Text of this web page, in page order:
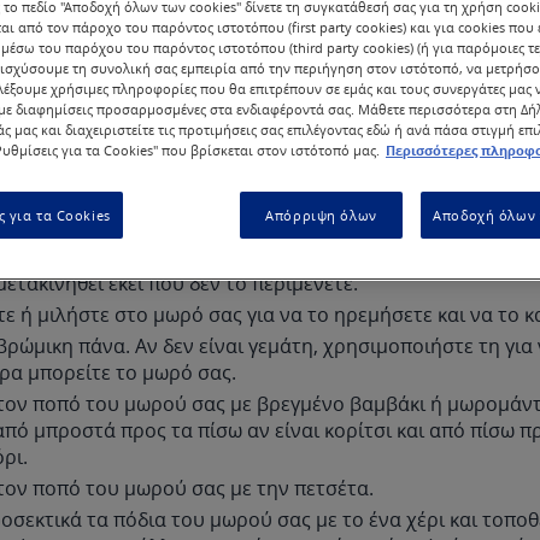
όλα όσα θα χρειαστείτε πριν ξεκινήσετε: Στρώμα
καθαρή πάνα, βαμβάκι, βρασμένο νερό που έχει
το βαμβάκι) ή μωρομάντηλα χωρίς άρωμα και χωρίς
την πετσέτα επάνω στο στρώμα αλλαγής πάνας και
πετσέτα.
εκεί που δεν το περιμένετε.
ή μιλήστε στο μωρό σας για να το ηρεμήσετε και να το
πάνα. Αν δεν είναι γεμάτη, χρησιμοποιήστε τη για
μπορείτε το μωρό σας.
ποπό του μωρού σας με βρεγμένο βαμβάκι ή
μπροστά προς τα πίσω αν είναι κορίτσι και από πίσω
ποπό του μωρού σας με την πετσέτα.
τα πόδια του μωρού σας με το ένα χέρι και
το πεδίο "Αποδοχή όλων των cookies" δίνετε τη συγκατάθεσή σας για τη χρήση
από τον πάροχο του παρόντος ιστοτόπου (first party cookies) και για cookies που
του παρόχου του παρόντος ιστοτόπου (third party cookies) (ή για παρόμοιες
τη συνολική σας εμπειρία από την περιήγηση στον ιστότοπό, να
χρήσιμες πληροφορίες που θα επιτρέπουν σε εμάς και τους συνεργάτες μας
διαφημίσεις προσαρμοσμένες στα ενδιαφέροντά σας. Μάθετε περισσότερα στη
μας και διαχειριστείτε τις προτιμήσεις σας επιλέγοντας εδώ ή ανά πάσα στιγμή
για τα Cookies" που βρίσκεται στον ιστότοπό μας. Περισσότερες
για τα Cookies Απόρριψη όλων Αποδοχή όλων